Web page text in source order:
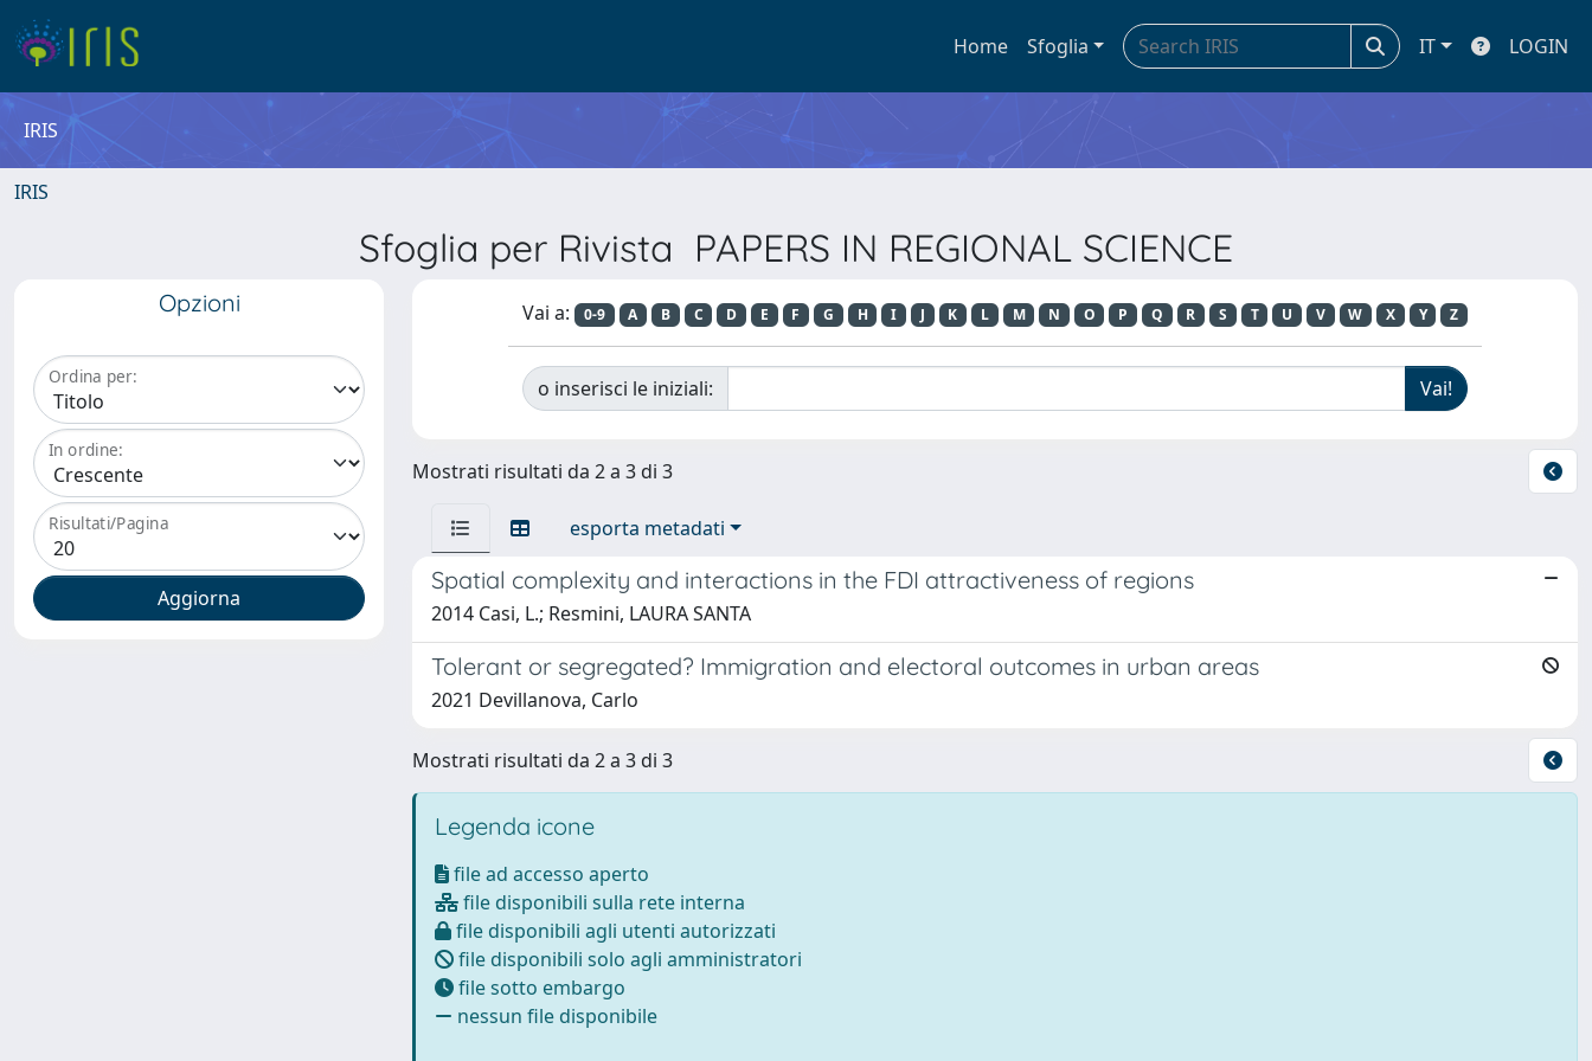
Home Sfoglia IT LOGIN
IRIS
IRIS
Sfoglia per Rivista PAPERS IN REGIONAL SCIENCE
Opzioni
Ordina per:
In ordine:
Risultati/Pagina
Vai a: 0-9 A B C D E F G H I J K L M N O P Q R S T U V W X Y Z
o inserisci le iniziali:
Mostrati risultati da 2 a 3 di 3
esporta metadati
Spatial complexity and interactions in the FDI attractiveness of regions
2014 Casi, L.; Resmini, LAURA SANTA
Tolerant or segregated? Immigration and electoral outcomes in urban areas
2021 Devillanova, Carlo
Mostrati risultati da 2 a 3 di 3
Legenda icone
file ad accesso aperto
file disponibili sulla rete interna
file disponibili agli utenti autorizzati
file disponibili solo agli amministratori
file sotto embargo
nessun file disponibile